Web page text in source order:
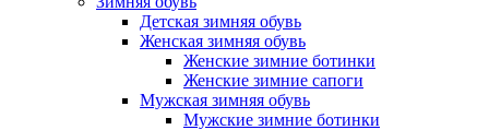
Детская зимняя обувь
Женская зимняя обувь
Женские зимние ботинки
Женские зимние сапоги
Мужская зимняя обувь
Мужские зимние ботинки